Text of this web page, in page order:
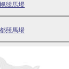
競馬場
競馬場